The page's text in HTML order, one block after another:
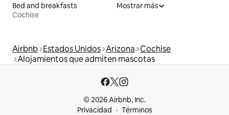
Bed and breakfasts
Cochise
Mostrar más
Airbnb Estados Unidos Arizona Cochise
Alojamientos que admiten mascotas
© 2026 Airbnb, Inc.
Privacidad
Términos